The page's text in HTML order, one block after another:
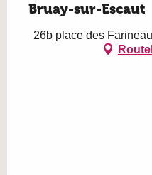
Bruay-sur-Escaut
26b place des